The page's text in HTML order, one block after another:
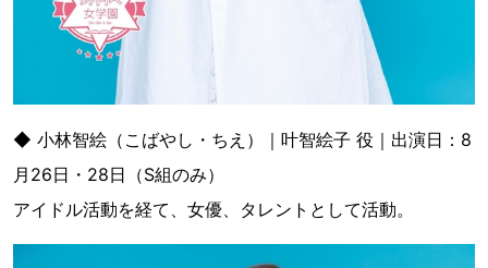
◆ 小林智絵（こばやし・ちえ）｜叶智絵子 役｜出演日：8
月26日・28日（S組のみ）
アイドル活動を経て、女優、タレントとして活動。